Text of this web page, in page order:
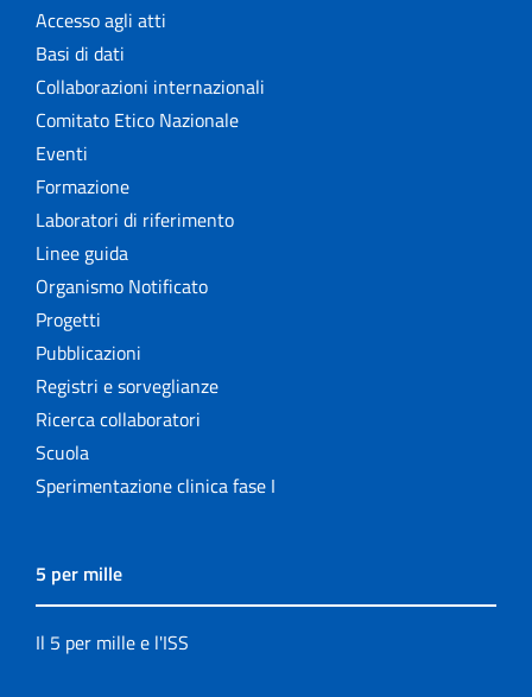
Accesso agli atti
Basi di dati
Collaborazioni internazionali
Comitato Etico Nazionale
Eventi
Formazione
Laboratori di riferimento
Linee guida
Organismo Notificato
Progetti
Pubblicazioni
Registri e sorveglianze
Ricerca collaboratori
Scuola
Sperimentazione clinica fase I
5 per mille
Il 5 per mille e l'ISS